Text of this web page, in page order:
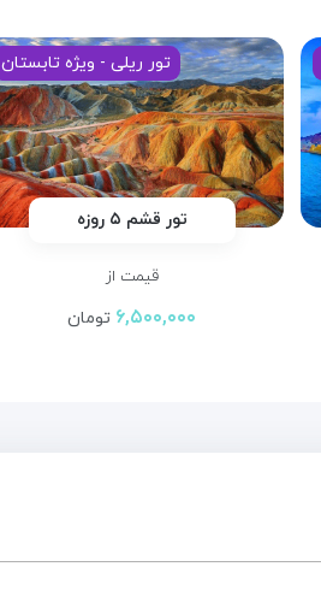
تور ریلی - ویژه تابستان
تور قشم ۵ روزه
قیمت از
۶,۵۰۰,۰۰۰ تومان